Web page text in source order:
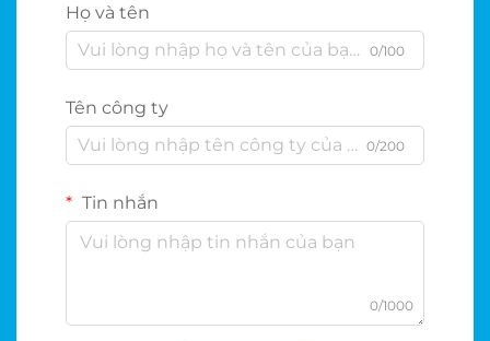
Họ và tên
0/100
Tên công ty
0/200
Tin nhắn
0/1000